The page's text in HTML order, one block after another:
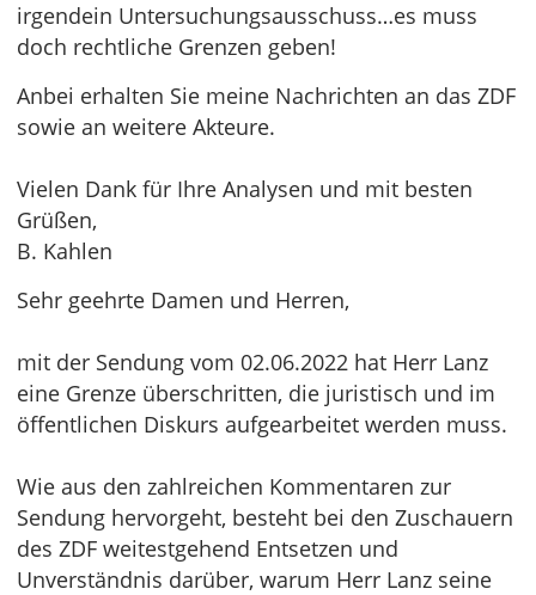
irgendein Untersuchungsausschuss…es muss
doch rechtliche Grenzen geben!
Anbei erhalten Sie meine Nachrichten an das ZDF
sowie an weitere Akteure.
Vielen Dank für Ihre Analysen und mit besten
Grüßen,
B. Kahlen
Sehr geehrte Damen und Herren,
mit der Sendung vom 02.06.2022 hat Herr Lanz
eine Grenze überschritten, die juristisch und im
öffentlichen Diskurs aufgearbeitet werden muss.
Wie aus den zahlreichen Kommentaren zur
Sendung hervorgeht, besteht bei den Zuschauern
des ZDF weitestgehend Entsetzen und
Unverständnis darüber, warum Herr Lanz seine